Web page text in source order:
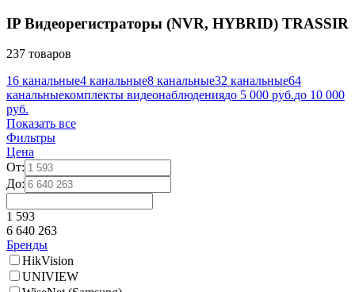
IP Видеорегистраторы (NVR, HYBRID) TRASSIR
237 товаров
16 канальные4 канальные8 канальные32 канальные64
канальныекомплекты видеонаблюдениядо 5 000 руб.до 10 000
руб.
Показать все
Фильтры
Цена
От:
До:
1 593
6 640 263
Бренды
HikVision
UNIVIEW